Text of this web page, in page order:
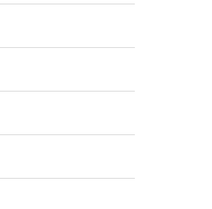
পাসওয়ার্ড না জানা ইভ্যালির লকার